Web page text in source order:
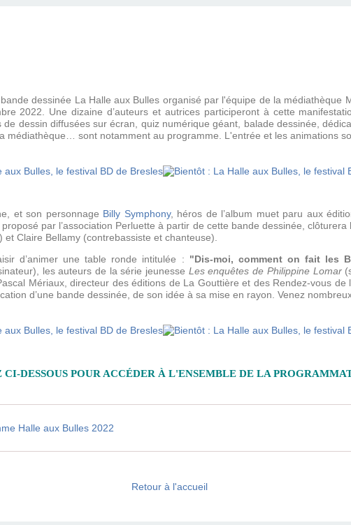
dessinée La Halle aux Bulles organisé par l'équipe de la médiathèque
2022. Une dizaine d’auteurs et autrices participeront à cette
de dessin diffusées sur écran, quiz numérique géant, balade dessinée,
médiathèque… sont notamment au programme. L'entrée et les animations
et son personnage Billy Symphony, héros de l’album muet paru aux
par l’association Perluette à partir de cette bande dessinée,
et Claire Bellamy (contrebassiste et chanteuse).
d’animer une table ronde intitulée : "Dis-moi, comment on fait les
les auteurs de la série jeunesse Les enquêtes de Philippine Lomar
Mériaux, directeur des éditions de La Gouttière et des Rendez-vous de
d’une bande dessinée, de son idée à sa mise en rayon. Venez
DESSOUSPOUR ACCÉDER À L'ENSEMBLE DE LA
Halle aux Bulles 2022
Retour à l'accueil